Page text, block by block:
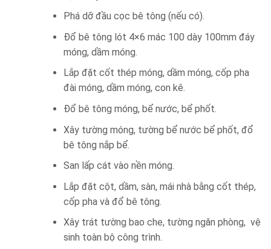
Phá dỡ đầu cọc bê tông (nếu có).
Đổ bê tông lót 4×6 mác 100 dày 100mm đáy
móng, dầm móng.
Lắp đặt cốt thép móng, dầm móng, cốp pha
đài móng, dầm móng, con kê.
Đổ bê tông móng, bể nước, bể phốt.
Xây tường móng, tường bể nước bể phốt, đổ
bê tông nắp bể.
San lấp cát vào nền móng.
Lắp đặt cột, dầm, sàn, mái nhà bằng cốt thép,
cốp pha và đổ bê tông.
Xây trát tường bao che, tường ngăn phòng, vệ
sinh toàn bộ công trình.